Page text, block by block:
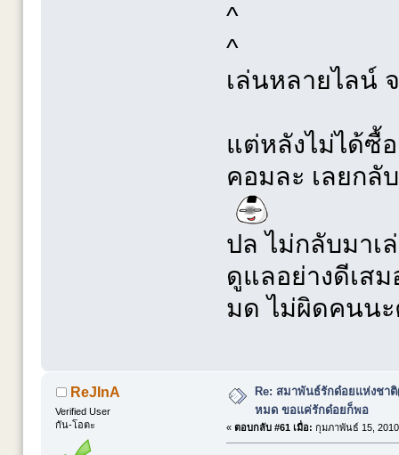
^
^
เล่นหลายไลน์
แต่หลังไม่ได้ซื้
คอมละ เลยกลั
ปล ไม่กลับมาเ
ดูแลอย่างดีเส
มด ไม่ผิดคนน
ReJInA
Verified User
กัน-โอตะ
Re: สมาพันธ์รักด๋อยแห่งชา
หมด ขอแค่รักด๋อยก็พอ
« ตอบกลับ #61 เมื่อ: กุมภาพันธ์ 15,